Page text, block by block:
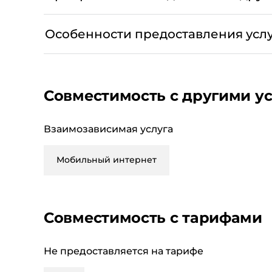
Пакет 1 Гб
Особенности предоставления
ограничена до 64 Кб/сек.
Совместимость с другими
Взаимозависимая услуга
Мобильный интернет
Совместимость с тарифами
Не предоставляется на тарифе